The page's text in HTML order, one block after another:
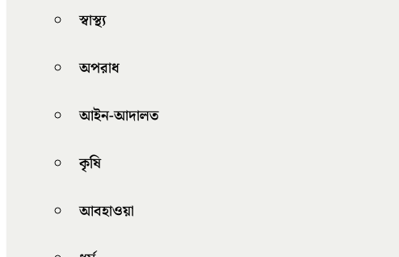
স্বাস্থ্য
অপরাধ
আইন-আদালত
কৃষি
আবহাওয়া